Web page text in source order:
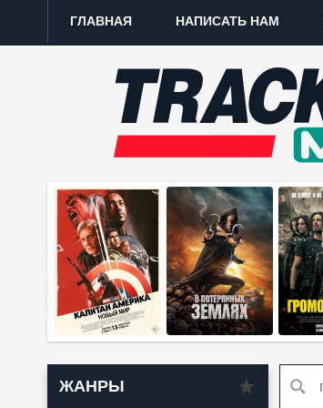
ГЛАВНАЯ НАПИСАТЬ НАМ
ЖАНРЫ